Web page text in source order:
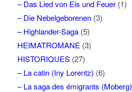
– Das Lied von Eis und Feuer(1)
– Die Nebelgeborenen(3)
– Highlander-Saga(5)
HEIMATROMANE (3)
HISTORIQUES(27)
– La catin (Iny Lorentz) (6)
– La saga des émigrants (Moberg)